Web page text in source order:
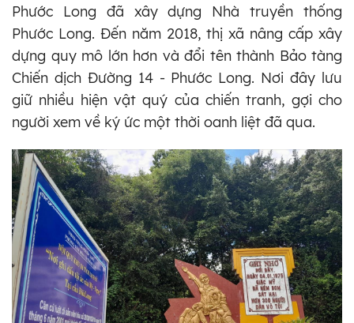
Phước Long đã xây dựng Nhà truyền thống
Phước Long. Đến năm 2018, thị xã nâng cấp xây
dựng quy mô lớn hơn và đổi tên thành Bảo tàng
Chiến dịch Đường 14 - Phước Long. Nơi đây lưu
giữ nhiều hiện vật quý của chiến tranh, gợi cho
người xem về ký ức một thời oanh liệt đã qua.